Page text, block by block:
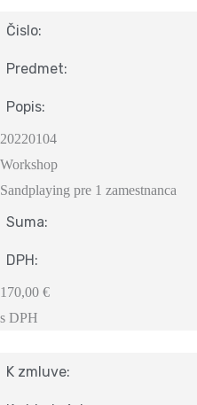
Čislo:
Predmet:
Popis:
20220104
Workshop
Sandplaying pre 1 zamestnanca
Suma:
DPH:
170,00 €
s DPH
K zmluve: